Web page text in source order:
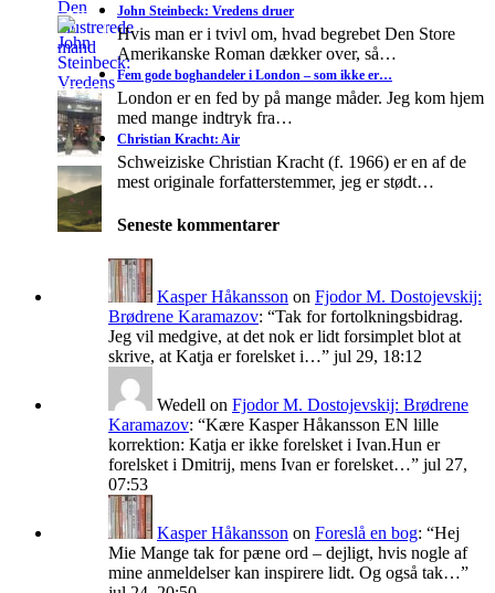
John Steinbeck: Vredens druer
Hvis man er i tvivl om, hvad begrebet Den Store
Amerikanske Roman dækker over, så…
Fem gode boghandeler i London – som ikke er…
London er en fed by på mange måder. Jeg kom hjem
med mange indtryk fra…
Christian Kracht: Air
Schweiziske Christian Kracht (f. 1966) er en af de
mest originale forfatterstemmer, jeg er stødt…
Seneste kommentarer
Kasper Håkansson on Fjodor M. Dostojevskij:
Brødrene Karamazov: “Tak for fortolkningsbidrag.
Jeg vil medgive, at det nok er lidt forsimplet blot at
skrive, at Katja er forelsket i…” jul 29, 18:12
Wedell on Fjodor M. Dostojevskij: Brødrene
Karamazov: “Kære Kasper Håkansson EN lille
korrektion: Katja er ikke forelsket i Ivan.Hun er
forelsket i Dmitrij, mens Ivan er forelsket…” jul 27,
07:53
Kasper Håkansson on Foreslå en bog: “Hej
Mie Mange tak for pæne ord – dejligt, hvis nogle af
mine anmeldelser kan inspirere lidt. Og også tak…”